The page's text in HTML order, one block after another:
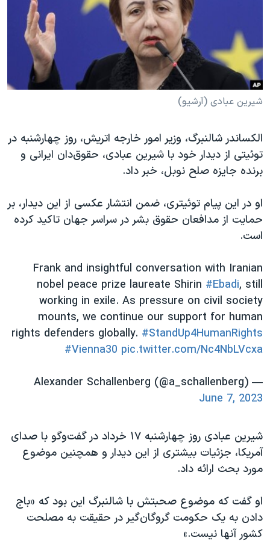
فرهنگ و زندگی
حقوق شهروندی
اقتصادی
علم و فناوری
اسرائیل در جنگ
آرشیو پخش زنده
انتخابات ریاست جمهوری آمریکا ۲۰۲۴
حمله جمهوری اسلامی به اسرائیل
رمز مهسا
ورزش زنان در ایران
مجموعه مستندهای دادخواهی
تریبونال مردمی آبان ۹۸
چهل سال گروگان‌گیری
قانون شفافیت دارائی کادر رهبری ایران
اسرائیل در جنگ
همایش محافظه‌کاران آمریکا «سی‌پک»
صفحه‌های ویژه
زبانهای مختلف
شیرین عبادی (آرشیو)
الکساندر شالنبرگ، وزیر امور خارجه اتریش، روز چهارشنبه در
توئیتی از دیدار خود با شیرین عبادی، حقوق‌دان ایرانی و
برنده جایزه صلح نوبل، خبر داد.
او در این پیام توئیتری، ضمن انتشار عکسی از این دیدار، بر
حمایت از مدافعان حقوق بشر در سراسر جهان تاکید کرده
است.
Frank and insightful conversation with Iranian
nobel peace prize laureate Shirin #Ebadi, still
working in exile. As pressure on civil society
mounts, we continue our support for human
rights defenders globally. #StandUp4HumanRights
#Vienna30 pic.twitter.com/Nc4NbLVcxa
— Alexander Schallenberg (@a_schallenberg)
June 7, 2023
شیرین عبادی روز چهارشنبه ۱۷ خرداد در گفت‌و‌گو با صدای
آمریکا، جزئیات بیشتری از این دیدار و همچنین موضوع
مورد بحث ارائه داد.
او گفت که موضوع صحبتش با شالنبرگ این بود که «باج
دادن به یک حکومت گروگان‌گیر در حقیقت به مصلحت
کشور آنها نیست.»